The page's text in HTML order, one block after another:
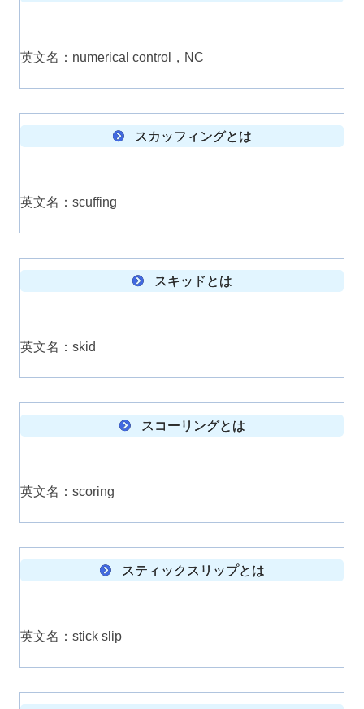
英文名：numerical control，NC
スカッフィングとは
英文名：scuffing
スキッドとは
英文名：skid
スコーリングとは
英文名：scoring
スティックスリップとは
英文名：stick slip